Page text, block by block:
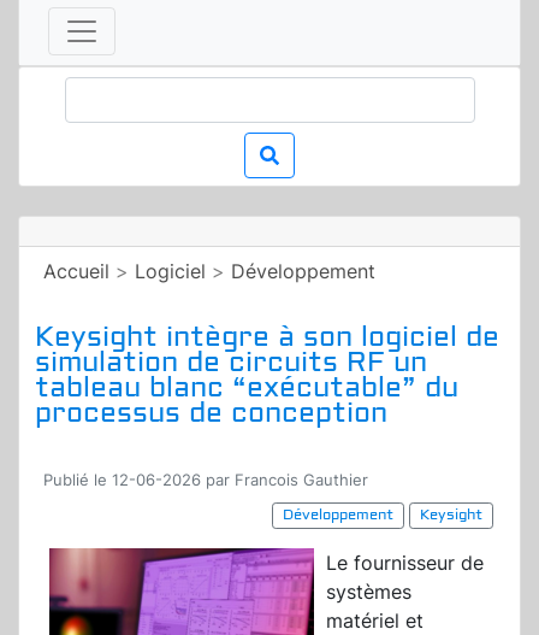
Accueil > Logiciel > Développement
Keysight intègre à son logiciel de
simulation de circuits RF un
tableau blanc “exécutable” du
processus de conception
Publié le 12-06-2026 par Francois Gauthier
Développement
Keysight
Le fournisseur de
systèmes
matériel et